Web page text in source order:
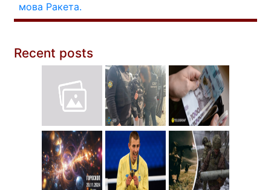
мова Ракета.
Recent posts